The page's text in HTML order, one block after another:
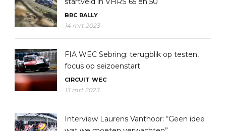
BRC RALLY
14 mrt 2023
FIA WEC Sebring: terugblik op testen,
focus op seizoenstart
CIRCUIT WEC
13 mrt 2023
Interview Laurens Vanthoor: “Geen idee